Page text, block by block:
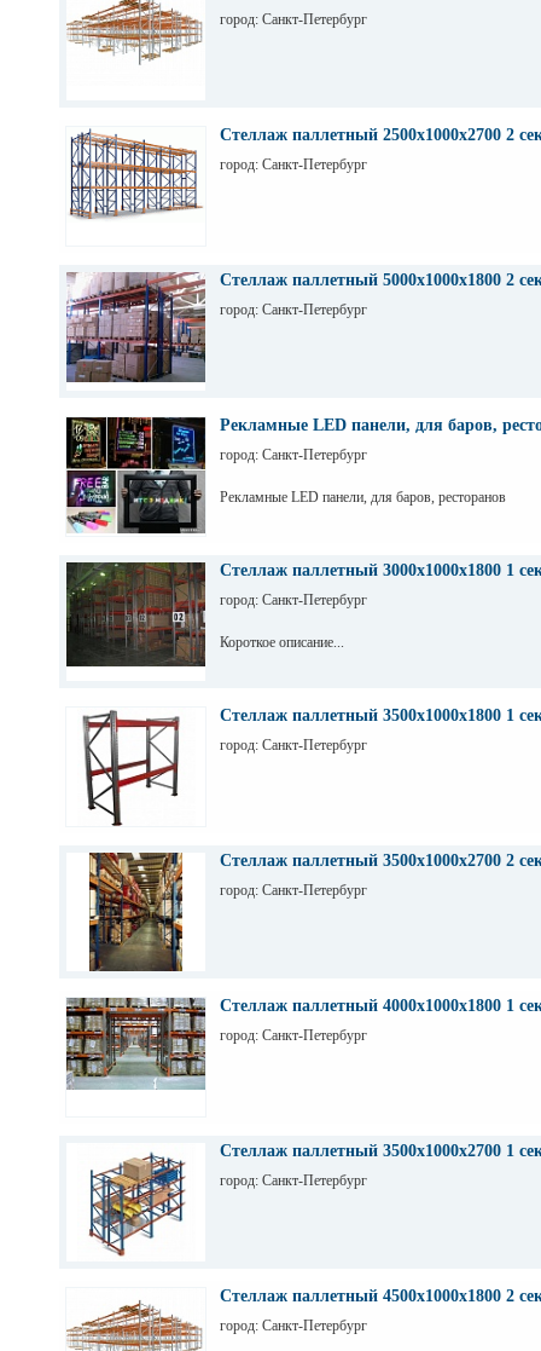
город: Санкт-Петербург
Стеллаж паллетный 2500х1000х2700 2
город: Санкт-Петербург
Стеллаж паллетный 5000х1000х1800 2
город: Санкт-Петербург
Рекламные LED панели, для баров,
город: Санкт-Петербург
Рекламные LED панели, для баров, ресторанов
Стеллаж паллетный 3000х1000х1800 1
город: Санкт-Петербург
Короткое описание...
Стеллаж паллетный 3500х1000х1800 1
город: Санкт-Петербург
Стеллаж паллетный 3500х1000х2700 2
город: Санкт-Петербург
Стеллаж паллетный 4000х1000х1800 1
город: Санкт-Петербург
Стеллаж паллетный 3500х1000х2700 1
город: Санкт-Петербург
Стеллаж паллетный 4500х1000х1800 2
город: Санкт-Петербург